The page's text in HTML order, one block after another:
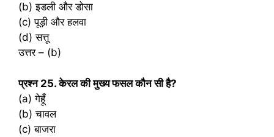
(b) इडली और डोसा
(c) पूड़ी और हलवा
(d) सत्तू
उत्तर – (b)
प्रश्‍न 25. केरल की मुख्य फसल कौन सी है?
(a) गेहूँ
(b) चावल
(c) बाजरा